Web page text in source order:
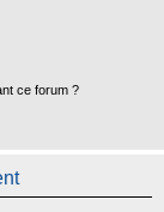
ce forum ?